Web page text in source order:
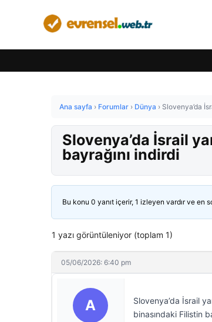
Ana sayfa › Forumlar › Dünya › Slovenya’da
Slovenya’da İsrail
bayrağını indirdi
Bu konu 0 yanıt içerir, 1 izleyen vardır ve en
1 yazı görüntüleniyor (toplam 1)
05/06/2026: 6:40 pm
A
Slovenya’da İsrail
binasındaki Filistin